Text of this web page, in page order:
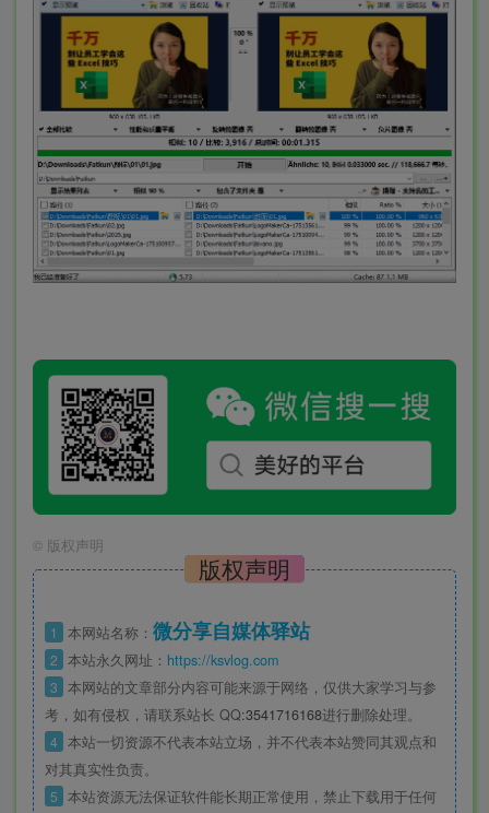
© 版权声明
版权声明
1 本网站名称： 微分享自媒体驿站
2 本站永久网址： https://ksvlog.com
3 本网站的文章部分内容可能来源于网络，仅供大家学习与参
考，如有侵权，请联系站长 QQ:3541716168进行删除处理。
4 本站一切资源不代表本站立场，并不代表本站赞同其观点和
对其真实性负责。
5 本站资源无法保证软件能长期正常使用，禁止下载用于任何